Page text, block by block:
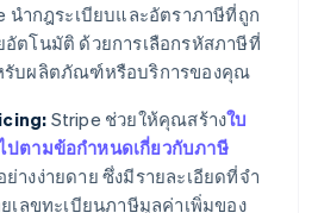
นำกฎระเบียบและอัตราภาษีที่ถูก
อัตโนมัติ ด้วยการเลือกรหัสภาษีที่
รับผลิตภัณฑ์หรือบริการของคุณ
Stripe ช่วยให้คุณสร้างใบ
ปตามข้อกำหนดเกี่ยวกับภาษี
ย่างง่ายดาย ซึ่งมีรายละเอียดที่จํา
เลขทะเบียนภาษีมูลค่าเพิ่มของ